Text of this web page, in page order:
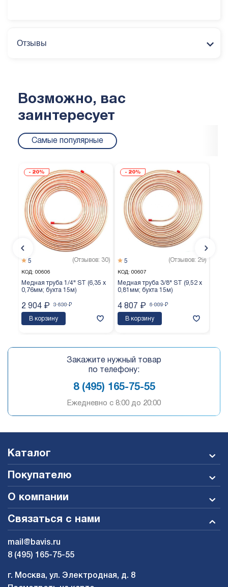
Отзывы
Возможно, вас
заинтересует
Самые популярные
20%
КОД: 00606
Медная труба 1/4" ST (6,35 х
0,76мм; бухта 15м)
(Отзывов: 30)
5
3 630 ₽
2 904 ₽
В корзину
20%
КОД: 00607
Медная труба 3/8" ST (9,52 х
0,81мм; бухта 15м)
(Отзывов: 29)
5
6 009 ₽
4 807 ₽
В корзину
Закажите нужный товар
по телефону:
8 (495) 165-75-55
Ежедневно c 8:00 до 20:00
Каталог
Покупателю
О компании
Связаться с нами
mail@bavis.ru
8 (495) 165-75-55
г. Москва, ул. Электродная, д. 8